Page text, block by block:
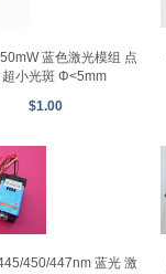
蓝色激光模组 点
超小光斑 Φ<5mm
$1.00
450/447nm 蓝光 激